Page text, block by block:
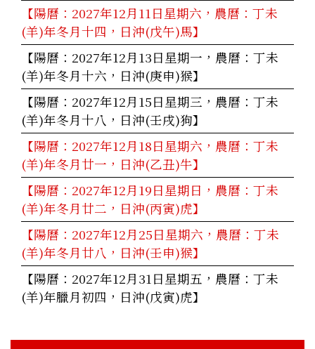
【陽曆：2027年12月11日星期六，農曆：丁未
(羊)年冬月十四，日沖(戊午)馬】
【陽曆：2027年12月13日星期一，農曆：丁未
(羊)年冬月十六，日沖(庚申)猴】
【陽曆：2027年12月15日星期三，農曆：丁未
(羊)年冬月十八，日沖(壬戌)狗】
【陽曆：2027年12月18日星期六，農曆：丁未
(羊)年冬月廿一，日沖(乙丑)牛】
【陽曆：2027年12月19日星期日，農曆：丁未
(羊)年冬月廿二，日沖(丙寅)虎】
【陽曆：2027年12月25日星期六，農曆：丁未
(羊)年冬月廿八，日沖(壬申)猴】
【陽曆：2027年12月31日星期五，農曆：丁未
(羊)年臘月初四，日沖(戊寅)虎】